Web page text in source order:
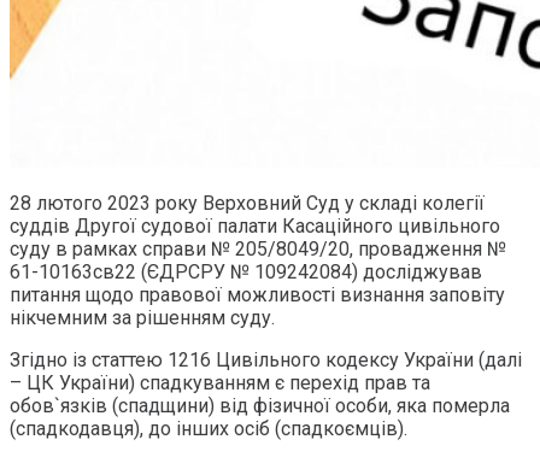
28 лютого 2023 року Верховний Суд у складі колегії
суддів Другої судової палати Касаційного цивільного
суду в рамках справи № 205/8049/20, провадження №
61-10163св22 (ЄДРСРУ № 109242084) досліджував
питання щодо правової можливості визнання заповіту
нікчемним за рішенням суду.
Згідно із статтею 1216 Цивільного кодексу України (далі
– ЦК України) спадкуванням є перехід прав та
обов`язків (спадщини) від фізичної особи, яка померла
(спадкодавця), до інших осіб (спадкоємців).